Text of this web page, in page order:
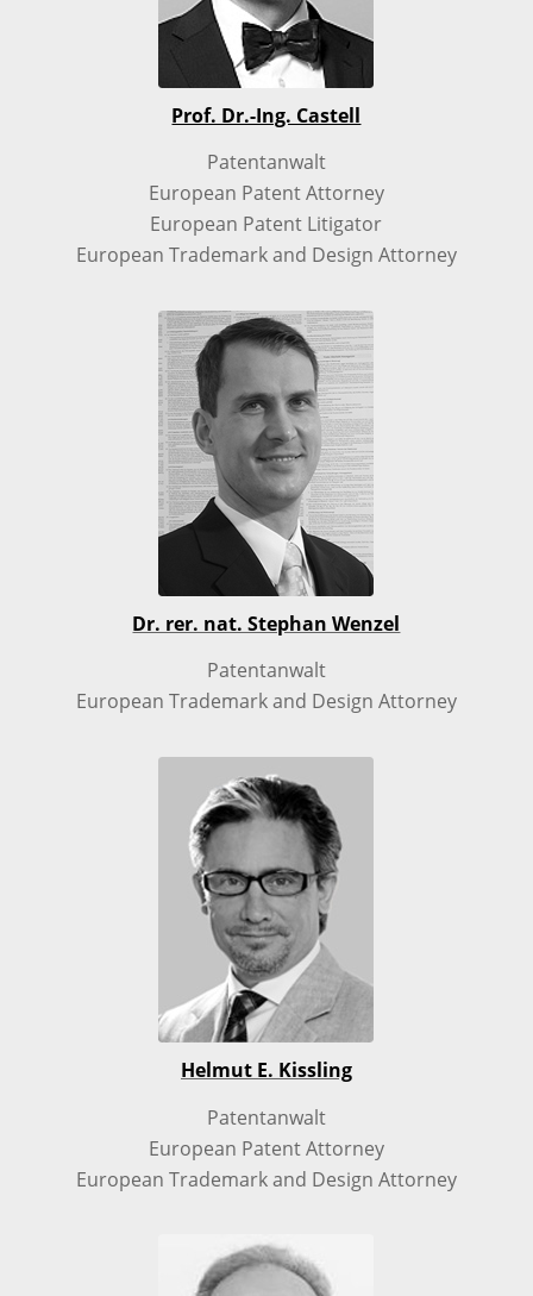
Prof. Dr.-Ing. Castell
Patentanwalt
European Patent Attorney
European Patent Litigator
European Trademark and Design Attorney
Dr. rer. nat. Stephan Wenzel
Patentanwalt
European Trademark and Design Attorney
Helmut E. Kissling
Patentanwalt
European Patent Attorney
European Trademark and Design Attorney